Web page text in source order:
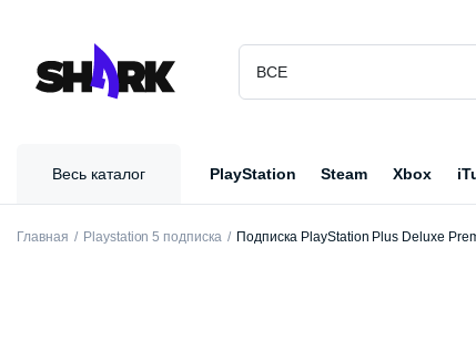
Весь каталог PlayStation Steam Xbox
Главная Playstation 5 подписка Подписка PlayStation Plus Deluxe